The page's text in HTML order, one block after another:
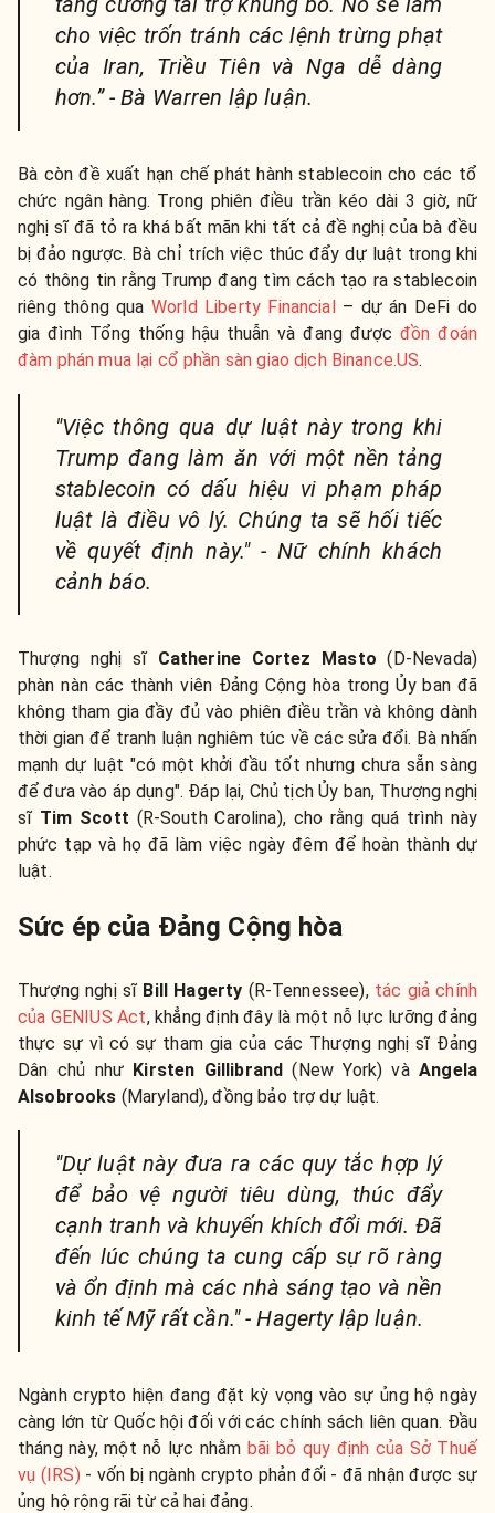
cho việc trốn tránh các lệnh trừng phạt
của Iran, Triều Tiên và Nga dễ dàng
hơn.” - Bà Warren lập luận.
Bà còn đề xuất hạn chế phát hành stablecoin cho các tổ
chức ngân hàng. Trong phiên điều trần kéo dài 3 giờ, nữ
nghị sĩ đã tỏ ra khá bất mãn khi tất cả đề nghị của bà đều
bị đảo ngược. Bà chỉ trích việc thúc đẩy dự luật trong khi
có thông tin rằng Trump đang tìm cách tạo ra stablecoin
riêng thông qua World Liberty Financial– dự án DeFi do
gia đình Tổng thống hậu thuẫn và đang đượcđồn đoán
đàm phán mua lại cổ phần sàn giao dịch Binance.US.
"Việc thông qua dự luật này trong khi
Trump đang làm ăn với một nền tảng
stablecoin có dấu hiệu vi phạm pháp
luật là điều vô lý. Chúng ta sẽ hối tiếc
về quyết định này." - Nữ chính khách
cảnh báo.
Thượng nghị sĩ Catherine Cortez Masto (D-Nevada)
phàn nàn các thành viên Đảng Cộng hòa trong Ủy ban đã
không tham gia đầy đủ vào phiên điều trần và không dành
thời gian để tranh luận nghiêm túc về các sửa đổi. Bà nhấn
mạnh dự luật "có một khởi đầu tốt nhưng chưa sẵn sàng
để đưa vào áp dụng". Đáp lại, Chủ tịch Ủy ban, Thượng nghị
sĩ Tim Scott (R-South Carolina), cho rằng quá trình này
phức tạp và họ đã làm việc ngày đêm để hoàn thành dự
luật.
Sức ép của Đảng Cộng hòa
Thượng nghị sĩ Bill Hagerty (R-Tennessee), tác giả chính
của GENIUS Act, khẳng định đây là một nỗ lực lưỡng đảng
thực sự vì có sự tham gia của các Thượng nghị sĩ Đảng
Dân chủ như Kirsten Gillibrand (New York) vàAngela
Alsobrooks (Maryland), đồng bảo trợ dự luật.
"Dự luật này đưa ra các quy tắc hợp lý
để bảo vệ người tiêu dùng, thúc đẩy
cạnh tranh và khuyến khích đổi mới. Đã
đến lúc chúng ta cung cấp sự rõ ràng
và ổn định mà các nhà sáng tạo và nền
kinh tế Mỹ rất cần." - Hagerty lập luận.
Ngành crypto hiện đang đặt kỳ vọng vào sự ủng hộ ngày
càng lớn từ Quốc hội đối với các chính sách liên quan. Đầu
tháng này, một nỗ lực nhằm bãi bỏ quy định của Sở Thuế
vụ (IRS) - vốn bị ngành crypto phản đối - đã nhận được sự
ủng hộ rộng rãi từ cả hai đảng.